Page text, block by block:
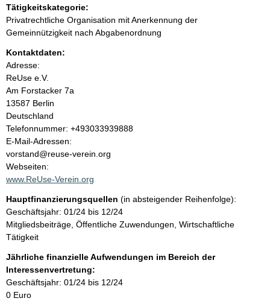
i
n
h
a
l
t
i
n
w
i
Tätigkeitskategorie:
Privatrechtliche Organisation mit Anerkennung der
Gemeinnützigkeit nach Abgabenordnung
Kontaktdaten:
Adresse:
ReUse e.V.
Am Forstacker 7a
13587 Berlin
Deutschland
K
o
n
t
a
t
i
n
o
r
m
a
Telefonnummer: +493033939888
E-Mail-Adressen:
vorstand@reuse-verein.org
Webseiten:
www.ReUse-Verein.org
Hauptfinanzierungsquellen (in absteigender Reihenfolge):
Geschäftsjahr: 01/24 bis 12/24
Mitgliedsbeiträge, Öffentliche Zuwendungen, Wirtschaftliche
Tätigkeit
Jährliche finanzielle Aufwendungen im Bereich der
Interessenvertretung:
Geschäftsjahr: 01/24 bis 12/24
0 Euro